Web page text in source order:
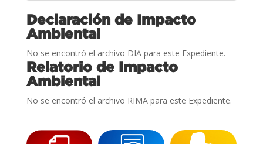
Declaración de Impacto
Ambiental
No se encontró el archivo DIA para este Expediente.
Relatorio de Impacto
Ambiental
No se encontró el archivo RIMA para este Expediente.